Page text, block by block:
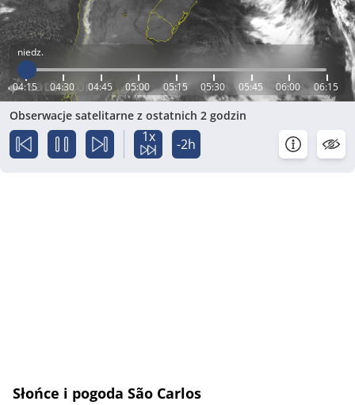
niedz.
04:15 04:30 04:45 05:00 05:15 05:30 05:45 06:00 06:15
Obserwacje satelitarne z ostatnich 2 godzin
1x -2h
Słońce i pogoda São Carlos